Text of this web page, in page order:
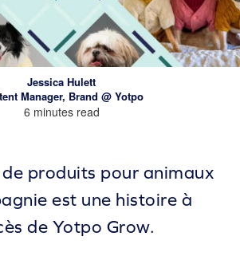
Jessica Hulett
Manager, Brand @ Yotpo
6 minutes read
produits pour animaux
est une histoire à
de Yotpo Grow.